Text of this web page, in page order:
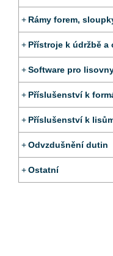
Rámy forem,
Přístroje k údržbě a
Software pro
Příslušenství k
Příslušenství k
Odvzdušnění dutin
Ostatní